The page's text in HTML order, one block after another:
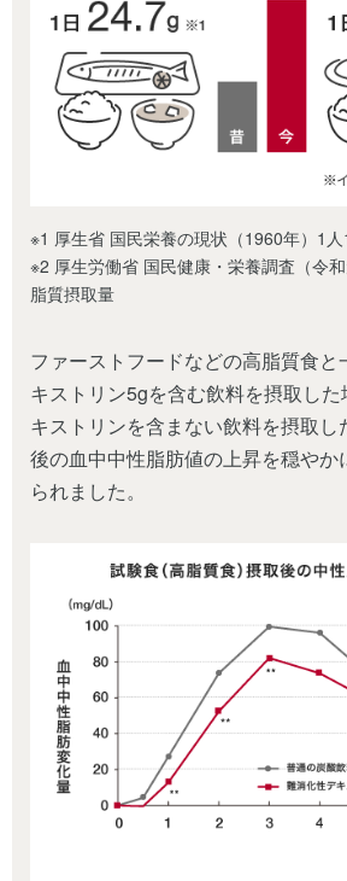
※1 厚生省 国民栄養の現状（1960年）1
※2 厚生労働省 国民健康・栄養調査（令
脂質摂取量
ファーストフードなどの高脂質食
キストリン5gを含む飲料を摂取し
キストリンを含まない飲料を摂取し
後の血中中性脂肪値の上昇を穏やか
られました。